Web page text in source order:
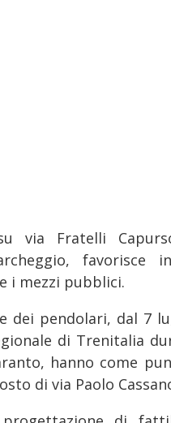
via Fratelli
favorisce
i mezzi pubblici.
dei pendolari, dal 7
di Trenitalia
hanno come
di via Paolo